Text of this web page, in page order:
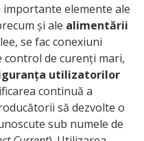
elemente ale
și ale alimentării
se fac conexiuni
de curenți mari,
utilizatorilor
continuă a
să dezvolte o
sub numele de